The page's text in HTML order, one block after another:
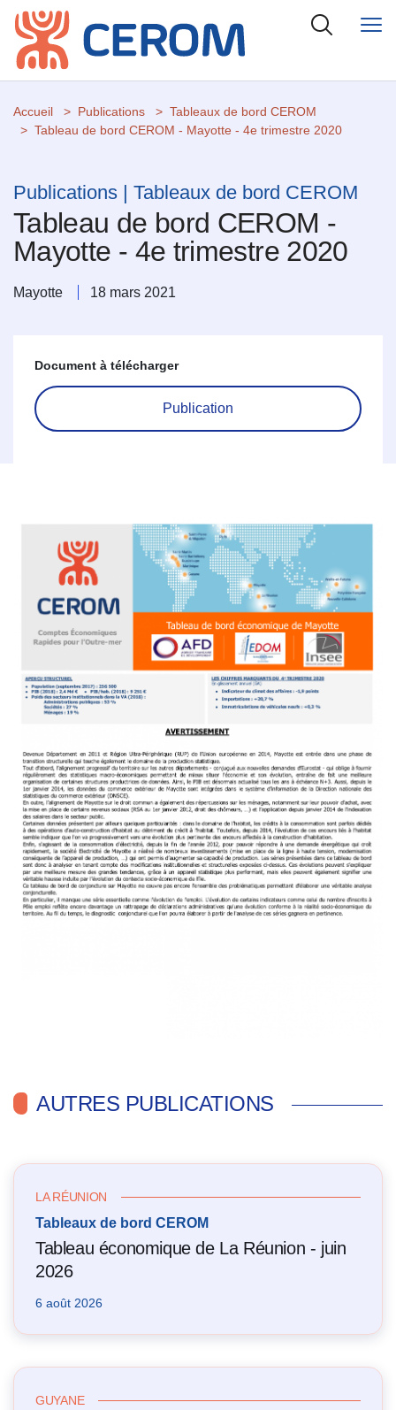
Accueil Publications
Tableaux de bord CEROM
Tableau de bord CEROM - Mayotte - 4e trimestre 2020
Publications | Tableaux de bord CEROM
Tableau de bord CEROM -
Mayotte - 4e trimestre 2020
Mayotte 18 mars 2021
Document à télécharger
Publication
AUTRES PUBLICATIONS
LA RÉUNION
Tableaux de bord CEROM
Tableau économique de La Réunion - juin
2026
6 août 2026
GUYANE